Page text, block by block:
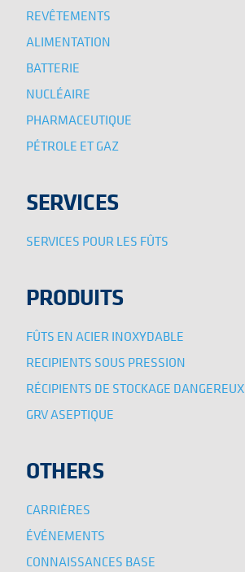
REVÊTEMENTS
ALIMENTATION
BATTERIE
NUCLÉAIRE
PHARMACEUTIQUE
PÉTROLE ET GAZ
SERVICES
SERVICES POUR LES FÛTS
PRODUITS
FÛTS EN ACIER INOXYDABLE
RECIPIENTS SOUS PRESSION
RÉCIPIENTS DE STOCKAGE DANGEREUX
GRV ASEPTIQUE
OTHERS
CARRIÈRES
ÉVÉNEMENTS
CONNAISSANCES BASE